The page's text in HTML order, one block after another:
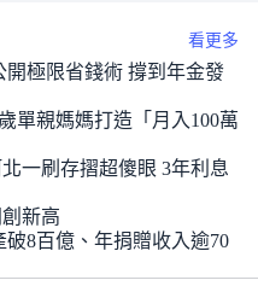
看更多
開極限省錢術 撐到年金發
單親媽媽打造「月入100萬
一刷存摺超傻眼 3年利息
新高
8百億、年捐贈收入逾70